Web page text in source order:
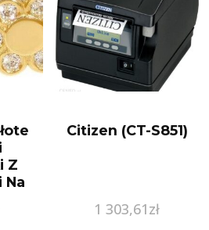
Z
Na
Citizen (CT-S851)
1 303,61zł